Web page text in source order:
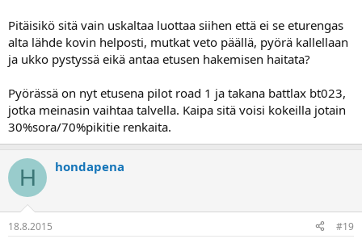
Pitäisikö sitä vain uskaltaa luottaa siihen että ei se eturengas
alta lähde kovin helposti, mutkat veto päällä, pyörä kallellaan
ja ukko pystyssä eikä antaa etusen hakemisen haitata?
Pyörässä on nyt etusena pilot road 1 ja takana battlax bt023,
jotka meinasin vaihtaa talvella. Kaipa sitä voisi kokeilla jotain
30%sora/70%pikitie renkaita.
H hondapena
18.8.2015 #19